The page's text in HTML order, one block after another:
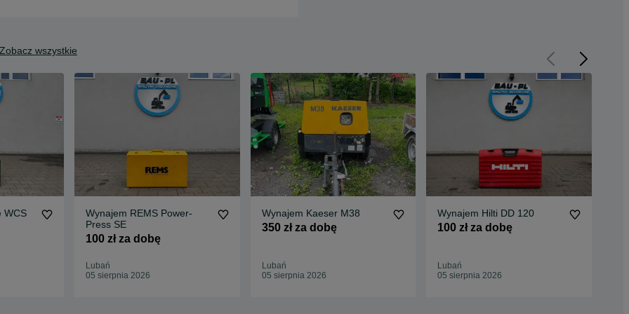
Zobacz wszystkie
WCS
Wynajem REMS Power-
Press SE
100 zł za dobę
Lubań
05 sierpnia 2026
Wynajem Kaeser M38
350 zł za dobę
Lubań
05 sierpnia 2026
Wynajem Hilti DD 120
100 zł za dobę
Lubań
05 sierpnia 2026